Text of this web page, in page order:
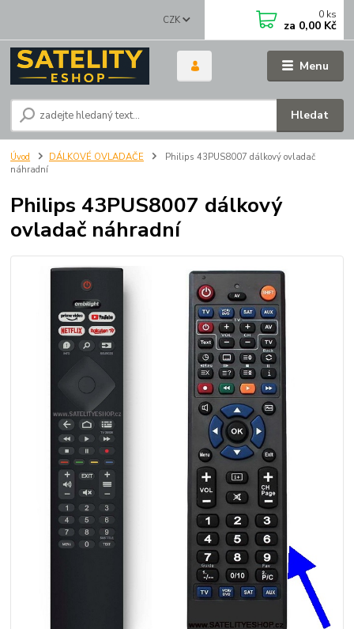
Menu
CZK
Hledat
0 ks
za 0,00 Kč
Úvod DÁLKOVÉ OVLADAČE
Philips 43PUS8007 dálkový ovladač
náhradní
Philips 43PUS8007 dálkový
ovladač náhradní